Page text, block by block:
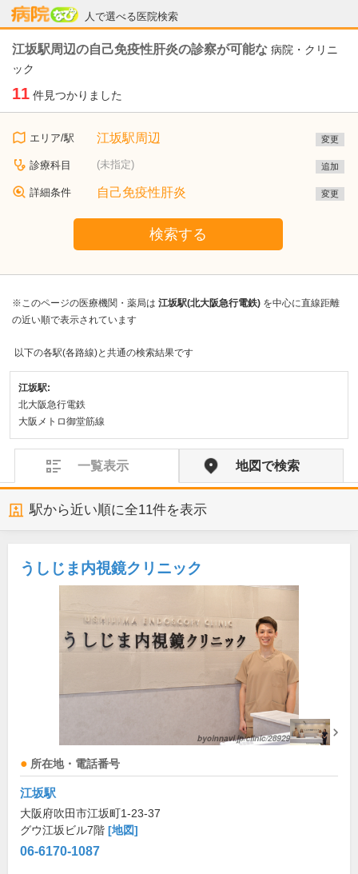
人で選べる医院検索
病院なび
江坂駅周辺の自己免疫性肝炎の診察が可能な 病院・クリニ
ック
11 件見つかりました
エリア/駅 江坂駅周辺 変更
診療科目 (未指定) 追加
詳細条件 自己免疫性肝炎 変更
検索する
※このページの医療機関・薬局は 江坂駅(北大阪急行電鉄) を中心に直線距離
の近い順で表示されています
以下の各駅(各路線)と共通の検索結果です
江坂駅:
北大阪急行電鉄
大阪メトロ御堂筋線
一覧表示 地図で検索
駅から近い順に全11件を表示
うしじま内視鏡クリニック
所在地・電話番号
江坂駅
大阪府吹田市江坂町1-23-37
グウ江坂ビル7階 [地図]
06-6170-1087